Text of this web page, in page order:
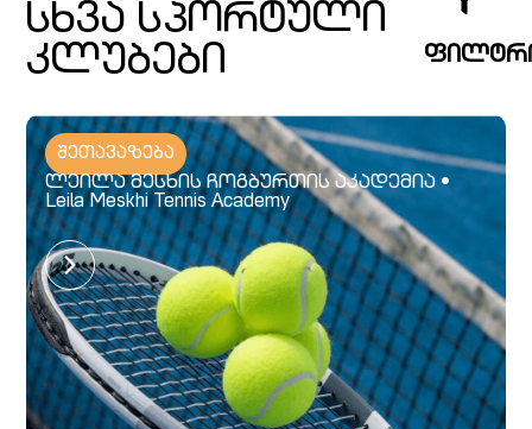
სხვა სპორტული
კლუბები
შეთავაზება
ლეილა მესხის ჩოგბურთის აკადემია •
Leila Meskhi Tennis Academy